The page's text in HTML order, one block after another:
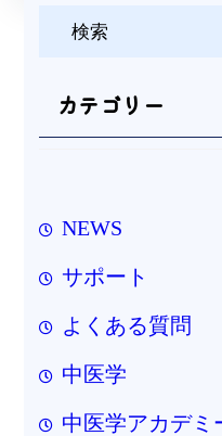
カテゴリー
NEWS
サポート
よくある質問
中医学
中医学アカデミ